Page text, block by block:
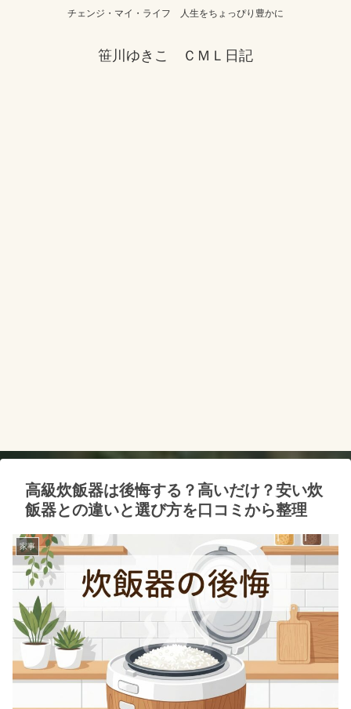
チェンジ・マイ・ライフ 人生をちょっぴり豊かに
笹川ゆきこ ＣＭＬ日記
高級炊飯器は後悔する？高いだけ？安い炊
飯器との違いと選び方を口コミから整理
家事